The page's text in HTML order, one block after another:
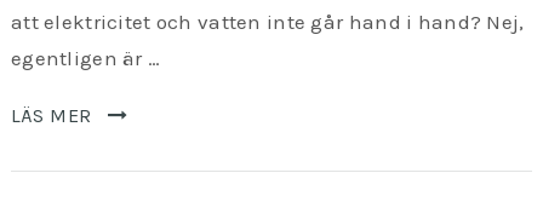
att elektricitet och vatten inte går hand i hand? Nej,
egentligen är …
LÄS MER